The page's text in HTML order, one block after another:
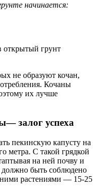
начинается:
не образуют кочан,
Кочаны
их лучше
залог успеха
пекинскую капусту на
метра. С такой грядкой
на ней почву и
должно быть соблюдено
растениями — 15-25